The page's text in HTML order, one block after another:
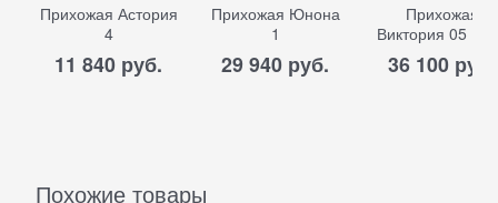
Прихожая Астория
4
11 840 руб.
Прихожая Юнона
1
29 940 руб.
Прихожая
Виктория 05
36 100 руб.
Похожие товары